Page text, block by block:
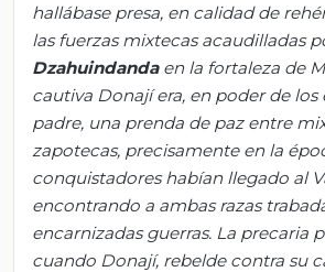
hallábasepresa, en calidad de
las fuerzas mixtecas acaudilladas
Dzahuindandaen la fortaleza de
cautiva Donaji era, en poder de
padre, una prenda de paz entre
zapotecas, precisamente en la
conquistadoreshabíanllegado al
encontrando a ambas razas
encarnizadas guerras. La precaria
cuando Donají, rebelde contra su